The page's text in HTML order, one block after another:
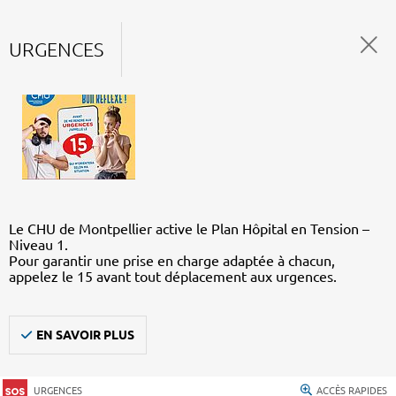
URGENCES
Le CHU de Montpellier active le Plan Hôpital en Tension –
Niveau 1.
Pour garantir une prise en charge adaptée à chacun,
appelez le 15 avant tout déplacement aux urgences.
EN SAVOIR PLUS
URGENCES ACCÈS RAPIDES